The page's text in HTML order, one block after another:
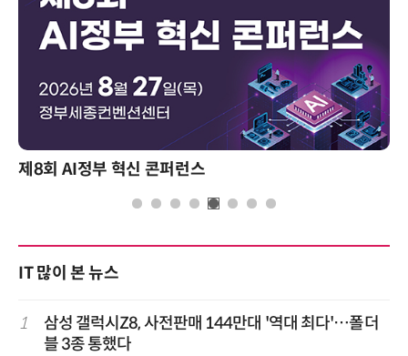
제8회 AI정부 혁신 콘퍼런스
IT 많이 본 뉴스
1
삼성 갤럭시Z8, 사전판매 144만대 '역대 최다'…폴더
블 3종 통했다